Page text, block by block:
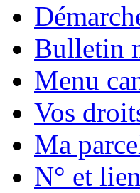
Bulletin
Menu
Vos
Ma
N° et